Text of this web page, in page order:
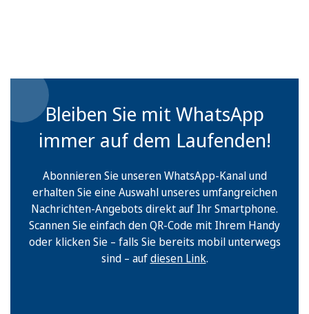
Bleiben Sie mit WhatsApp
immer auf dem Laufenden!
Abonnieren Sie unseren WhatsApp-Kanal und
erhalten Sie eine Auswahl unseres umfangreichen
Nachrichten-Angebots direkt auf Ihr Smartphone.
Scannen Sie einfach den QR-Code mit Ihrem Handy
oder klicken Sie – falls Sie bereits mobil unterwegs
sind – aufdiesen Link.